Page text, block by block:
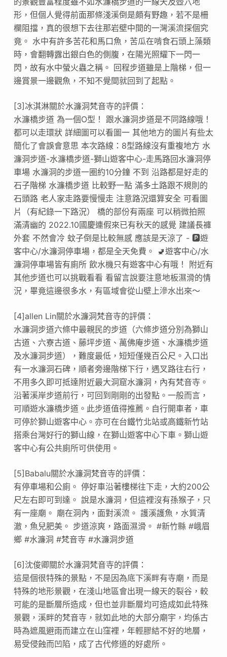
形，但個人覺得前面那條淺溪倒是頗有野趣，若不是柵
欄阻擋，真的很想下去往那岩壁中間的一灣溪流探個究
竟。 水中有許多苦花和馬口魚，苦瓜在啃食石頭上藻類
時，會翻轉露出銀白色的側腹，在陽光照耀下一閃一
閃，故有水中螢火蟲之稱。 回程步道雖是上階梯，但一
邊賞景一邊觀魚，不知不覺間就回到了起點。
[3]冰淇淋關於水濂洞梵音寺的評價：
水濂橋步道 為一個O型！ 跟水濂洞步道是不同路線哦！
都可以走環狀 詳細圖可以看圖一 其他地方的圖片有些太
簡化了會誤會意思 本次路線：8型路線沒有重複地方 水
濂洞步道-水濂橋步道-獅山遊客中心-走馬路回水濂洞停
車場 水濂洞的步道一圈約10分鐘 不到 沿路都是好走的
石子階梯 水濂橋步道 比較野一點 滿多土路跟不規則的
石頭路 老人家走路要慢慢走 注意路況還算安全 可看圖
片（有紀錄一下路況） 橋的部份有兩座 可以稍微拍照
滿清幽的 2022.10國慶連假來已有秋天的感覺 建議長褲
外套 不然會冷 蚊子倒是比較無感 應該是天涼了 - 🅿️遊
客中心/水濂洞停車場，都是全天免費。 🚽遊客中心/水
濂洞停車場皆有廁所 飲水機只有遊客中心有哦！ 附近有
其他步道也可以挑戰看看 看留言說要注意地板濕滑的情
況，畢竟這邊很多水，有區域會從山壁上滲水出來～
[4]allen Lin關於水濂洞梵音寺的評價：
水濂洞步道六條中最親民的步道（六條步道分別為獅山
古道、六寮古道、藤坪步道、萬佛庵步道、水濂橋步道
及水濂洞步道），難度最低，短短僅幾百公尺。入口出
有一水濂洞石碑，順者旁邊階梯下行，遇叉路往右行，
不用多久即可抵達附近最大洞窟水濂洞，內有梵音寺。
沿著溪岸步道前行，可回到剛剛的出發點。一般而言，
可順遊水濂橋步道。此步道值得推薦。自行開車者，車
可停於獅山遊客中心。亦可在台鐵竹北站或高鐵新竹站
搭乘台灣好行的獅山線，在獅山遊客中心下車。獅山遊
客中心有公共廁所可供使用。
[5]Babalu關於水濂洞梵音寺的評價：
有停車場和公廁。 停好車沿著樓梯往下走，大約200公
尺左右即可到達。 說是水濂洞，但這裡沒有孫猴子，只
有一座廟。 廟在洞內，面對溪流。 護溪護魚，水質清
澈，魚兒肥美。 步道涼爽，路面濕滑。 #新竹縣 #峨眉
鄉 #水濂洞 #梵音寺 #水濂洞步道
[6]沈俊卿關於水濂洞梵音寺的評價：
這是個很特殊的景點，不是因為底下溪畔有寺廟，而是
特殊的地形景觀，在淺山地區會出現一線天的裂谷，較
可能的是斷層所造成，但也並非斷層均可造成如此特殊
景觀，溪畔的梵音寺，就如此地的大部分廟宇，均係古
時為遮風避雨而建立在山窪裡，年輕膠結不好的地層，
易受侵蝕而凹陷，成了古代修道的好處所。